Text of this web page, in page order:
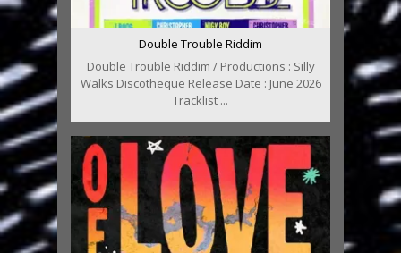
Double Trouble Riddim
Double Trouble Riddim / Productions : Silly
Walks Discotheque Release Date : June 2026
Tracklist ...